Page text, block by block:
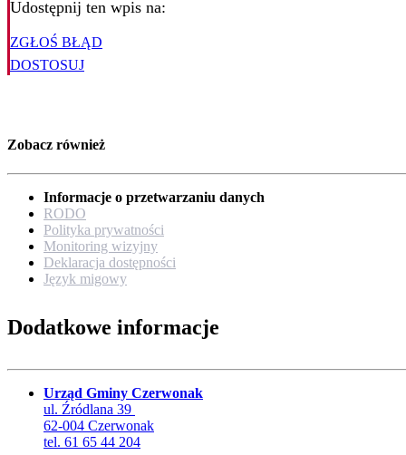
Udostępnij ten wpis na:
ZGŁOŚ BŁĄD
DOSTOSUJ
Zobacz również
Informacje o przetwarzaniu danych
RODO
Polityka prywatności
Monitoring wizyjny
Deklaracja dostępności
Język migowy
Dodatkowe informacje
Urząd Gminy Czerwonak
ul. Źródlana 39
62-004 Czerwonak
tel. 61 65 44 204